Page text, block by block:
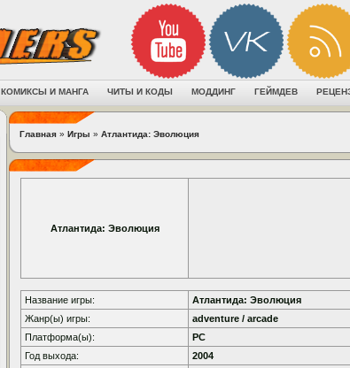
КОМИКСЫ И МАНГА ЧИТЫ И КОДЫ МОДДИНГ ГЕЙМДЕВ
Главная » Игры » Атлантида: Эволюция
Атлантида: Эволюция
Название игры:
Атлантида: Эволюция
Жанр(ы) игры:
adventure / arcade
Платформа(ы):
PC
Год выхода:
2004